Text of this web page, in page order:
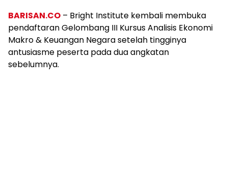
BARISAN.CO – Bright Institute kembali membuka
pendaftaran Gelombang III Kursus Analisis Ekonomi
Makro & Keuangan Negara setelah tingginya
antusiasme peserta pada dua angkatan
sebelumnya.